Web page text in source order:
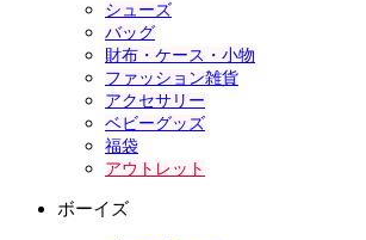
シューズ
バッグ
財布・ケース・小物
ファッション雑貨
アクセサリー
ベビーグッズ
福袋
アウトレット
ボーイズ